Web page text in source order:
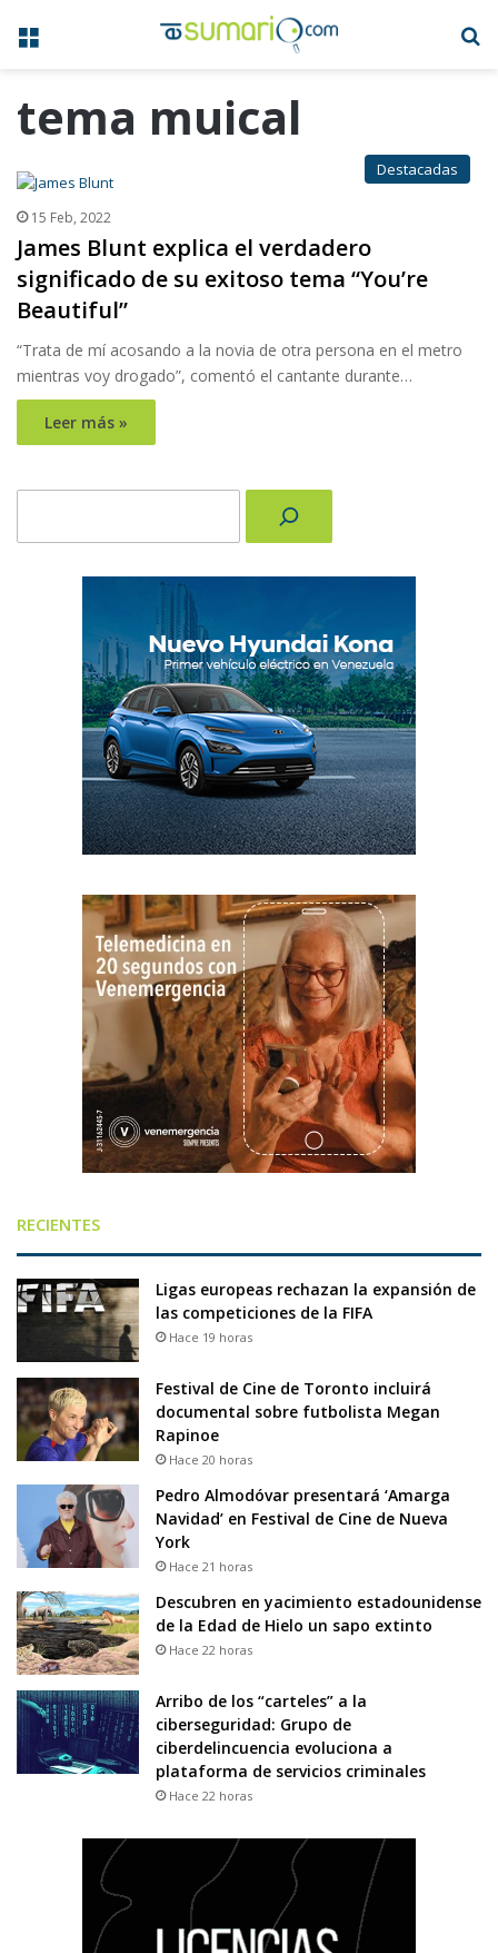
Menú
tema muical
Destacadas
15 Feb, 2022
James Blunt explica el verdadero
significado de su exitoso tema “You’re
Beautiful”
“Trata de mí acosando a la novia de otra persona en el metro
mientras voy drogado”, comentó el cantante durante…
Leer más »
RECIENTES
Ligas europeas rechazan la expansión de
las competiciones de la FIFA
Hace 19 horas
Festival de Cine de Toronto incluirá
documental sobre futbolista Megan
Rapinoe
Hace 20 horas
Pedro Almodóvar presentará ‘Amarga
Navidad’ en Festival de Cine de Nueva
York
Hace 21 horas
Descubren en yacimiento estadounidense
de la Edad de Hielo un sapo extinto
Hace 22 horas
Arribo de los “carteles” a la
ciberseguridad: Grupo de
ciberdelincuencia evoluciona a
plataforma de servicios criminales
Hace 22 horas